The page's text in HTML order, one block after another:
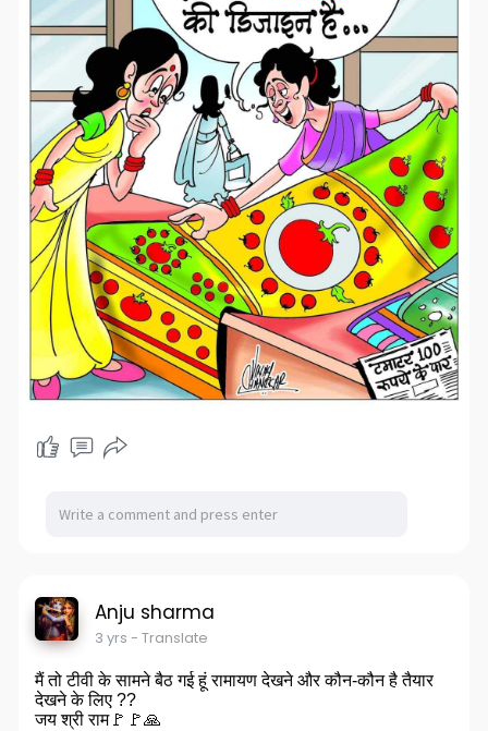
Anju sharma
3 yrs - Translate
मैं तो टीवी के सामने बैठ गई हूं रामायण देखने और कौन-कौन है तैयार
देखने के लिए ??
जय श्री राम🚩🚩🙏